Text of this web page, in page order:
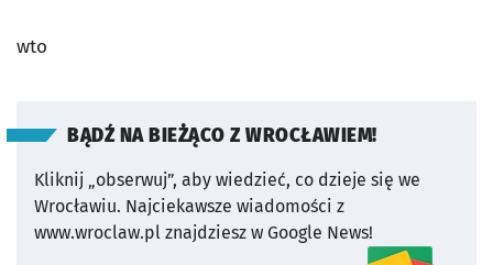
wto
BĄDŹ NA BIEŻĄCO Z WROCŁAWIEM!
Kliknij „obserwuj”, aby wiedzieć, co dzieje się we
Wrocławiu. Najciekawsze wiadomości z
www.wroclaw.pl znajdziesz w Google News!